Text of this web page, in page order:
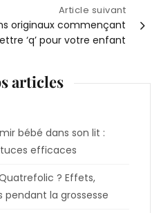
Article suivant
originaux commençant
‘q’ pour votre enfant
articles
bébé dans son lit :
efficaces
? Effets,
la grossesse